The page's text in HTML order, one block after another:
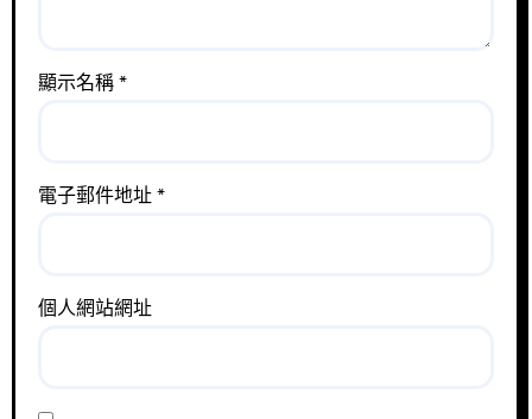
顯示名稱*
電子郵件地址*
個人網站網址